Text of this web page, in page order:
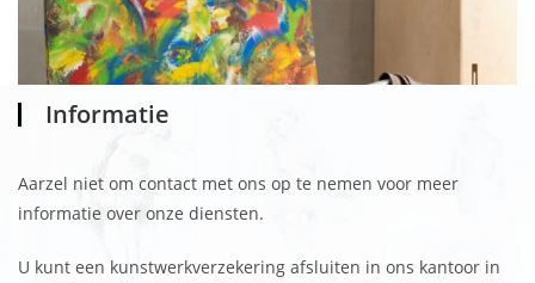
Informatie
Aarzel niet om contact met ons op te nemen voor meer
informatie over onze diensten.
U kunt een kunstwerkverzekering afsluiten in ons kantoor in